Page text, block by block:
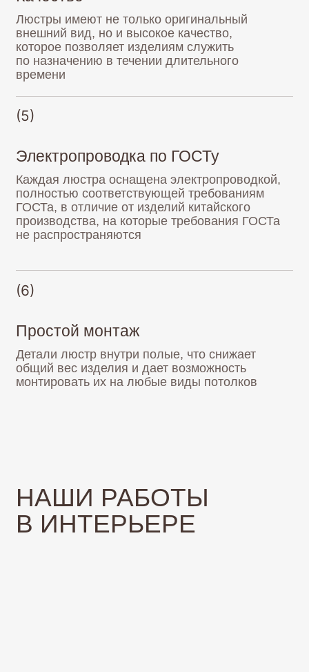
Детали люстр внутри полые, что снижает
общий вес изделия и дает возможность
Простой монтаж
(6)
НАШИ РАБОТЫ